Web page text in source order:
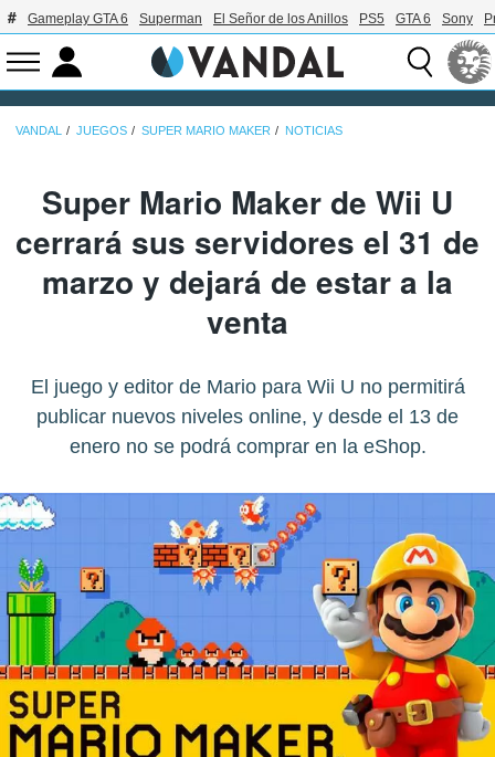
Gameplay GTA 6 Superman El Señor de los Anillos PS5 GTA 6 Sony
VANDAL JUEGOS SUPER MARIO MAKER NOTICIAS
Super Mario Maker de Wii U
cerrará sus servidores el 31 de
marzo y dejará de estar a la
venta
El juego y editor de Mario para Wii U no permitirá
publicar nuevos niveles online, y desde el 13 de
enero no se podrá comprar en la eShop.